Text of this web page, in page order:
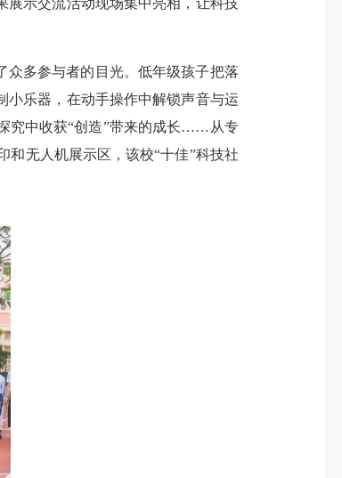
示交流活动现场集中亮相，让科技
多参与者的目光。低年级孩子把落
小乐器，在动手操作中解锁声音与运
究中收获“创造”带来的成长……从专
和无人机展示区，该校“十佳”科技社